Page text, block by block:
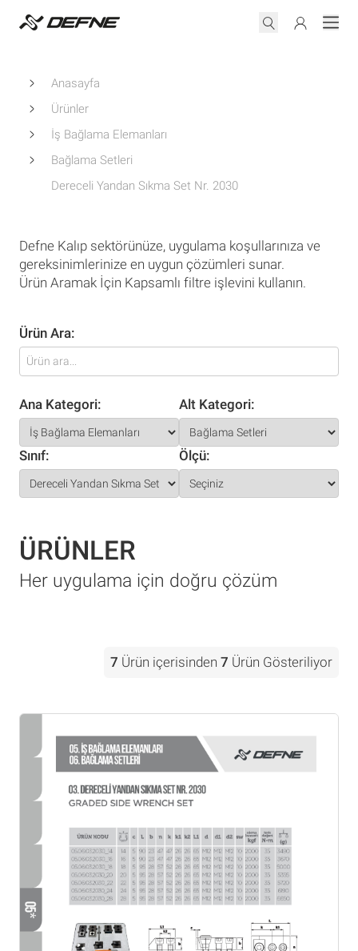
Anasayfa
Ürünler
İş Bağlama Elemanları
Bağlama Setleri
Dereceli Yandan Sıkma Set Nr. 2030
Defne Kalıp sektörünüze, uygulama koşullarınıza ve
gereksinimlerinize en uygun çözümleri sunar.
Ürün Aramak İçin Kapsamlı filtre işlevini kullanın.
Ürün Ara:
Ana Kategori: Alt Kategori:
Sınıf: Ölçü:
ÜRÜNLER
Her uygulama için doğru çözüm
7 Ürün içerisinden 7 Ürün Gösteriliyor